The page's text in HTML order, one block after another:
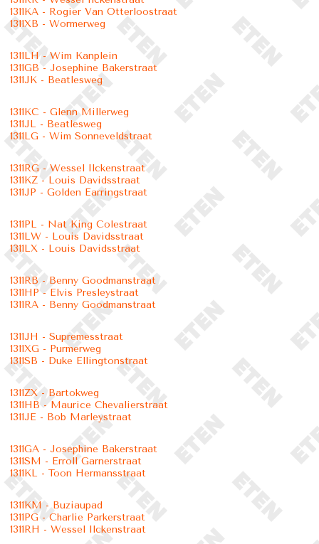
1311KA - Rogier Van Otterloostraat
1311XB - Wormerweg
1311LH - Wim Kanplein
1311GB - Josephine Bakerstraat
1311JK - Beatlesweg
1311KC - Glenn Millerweg
1311JL - Beatlesweg
1311LG - Wim Sonneveldstraat
1311RG - Wessel Ilckenstraat
1311KZ - Louis Davidsstraat
1311JP - Golden Earringstraat
1311PL - Nat King Colestraat
1311LW - Louis Davidsstraat
1311LX - Louis Davidsstraat
1311RB - Benny Goodmanstraat
1311HP - Elvis Presleystraat
1311RA - Benny Goodmanstraat
1311JH - Supremesstraat
1311XG - Purmerweg
1311SB - Duke Ellingtonstraat
1311ZX - Bartokweg
1311HB - Maurice Chevalierstraat
1311JE - Bob Marleystraat
1311GA - Josephine Bakerstraat
1311SM - Erroll Garnerstraat
1311KL - Toon Hermansstraat
1311KM - Buziaupad
1311PG - Charlie Parkerstraat
1311RH - Wessel Ilckenstraat